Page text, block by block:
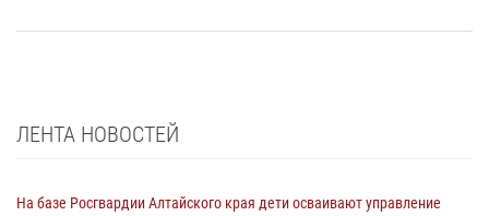
ЛЕНТА НОВОСТЕЙ
На базе Росгвардии Алтайского края дети осваивают управление